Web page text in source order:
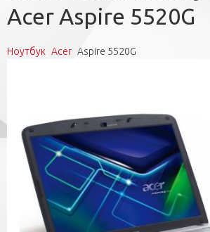
Acer Aspire 5520G
Ноутбук Acer Aspire 5520G